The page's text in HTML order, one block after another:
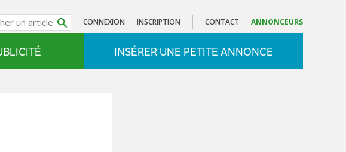
CONTACT ANNONCEURS
CONNEXION INSCRIPTION
INSÉRER UNE PETITE ANNONCE